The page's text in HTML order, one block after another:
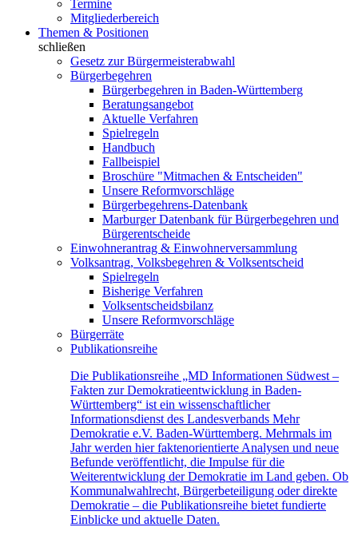
Termine
Mitgliederbereich
Themen & Positionen
schließen
Gesetz zur Bürgermeisterabwahl
Bürgerbegehren
Bürgerbegehren in Baden-Württemberg
Beratungsangebot
Aktuelle Verfahren
Spielregeln
Handbuch
Fallbeispiel
Broschüre "Mitmachen & Entscheiden"
Unsere Reformvorschläge
Bürgerbegehrens-Datenbank
Marburger Datenbank für Bürgerbegehren und
Bürgerentscheide
Einwohnerantrag & Einwohnerversammlung
Volksantrag, Volksbegehren & Volksentscheid
Spielregeln
Bisherige Verfahren
Volksentscheidsbilanz
Unsere Reformvorschläge
Bürgerräte
Publikationsreihe
Die Publikationsreihe „MD Informationen Südwest –
Fakten zur Demokratieentwicklung in Baden-
Württemberg“ ist ein wissenschaftlicher
Informationsdienst des Landesverbands Mehr
Demokratie e.V. Baden-Württemberg. Mehrmals im
Jahr werden hier faktenorientierte Analysen und neue
Befunde veröffentlicht, die Impulse für die
Weiterentwicklung der Demokratie im Land geben. Ob
Kommunalwahlrecht, Bürgerbeteiligung oder direkte
Demokratie – die Publikationsreihe bietet fundierte
Einblicke und aktuelle Daten.